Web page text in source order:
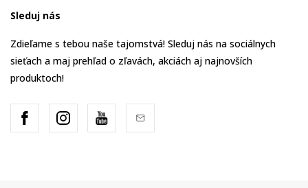
Sleduj nás
Zdieľame s tebou naše tajomstvá! Sleduj nás na sociálnych
sieťach a maj prehľad o zľavách, akciách aj najnovších
produktoch!